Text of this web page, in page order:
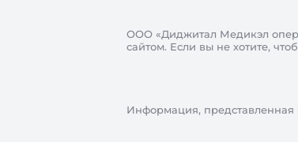
ООО «Диджитал Медикэл
сайтом. Если вы не хотите,
Информация, представленная